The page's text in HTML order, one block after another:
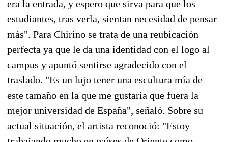
era la entrada, y espero que sirva para que los
estudiantes, tras verla, sientan necesidad de pensar
más". Para Chirino se trata de una reubicación
perfecta ya que le da una identidad con el logo al
campus y apuntó sentirse agradecido con el
traslado. "Es un lujo tener una escultura mía de
este tamaño en la que me gustaría que fuera la
mejor universidad de España", señaló. Sobre su
actual situación, el artista reconoció: "Estoy